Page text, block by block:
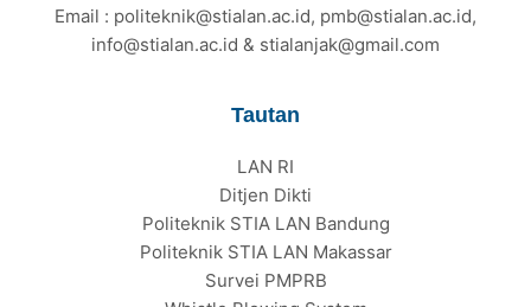
Email : politeknik@stialan.ac.id, pmb@stialan.ac.id,
info@stialan.ac.id & stialanjak@gmail.com
Tautan
LAN RI
Ditjen Dikti
Politeknik STIA LAN Bandung
Politeknik STIA LAN Makassar
Survei PMPRB